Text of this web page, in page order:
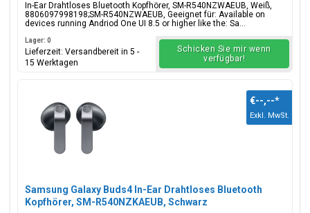
In-Ear Drahtloses Bluetooth Kopfhörer, SM-R540NZWAEUB, Weiß,
8806097998198;SM-R540NZWAEUB, Geeignet für: Available on
devices running Andriod One UI 8.5 or higher like the: Sa...
Lager: 0
Lieferzeit: Versandbereit in 5 -
15 Werktagen
Schicken Sie mir wenn
verfügbar!
Samsung Galaxy Buds4 In-Ear Drahtloses Bluetooth
Kopfhörer, SM-R540NZKAEUB, Schwarz
€--,--*
Exkl. MwSt.